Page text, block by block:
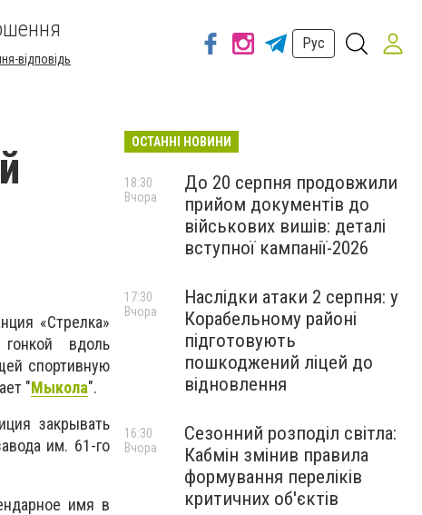
відповідь
Рус
«Стрелка»
вдоль
спортивную
"Мыкола".
закрывать
им. 61-го
имя в
ОСТАННІ НОВИНИ
До 20 серпня продовжили
прийом документів до
військових вишів: деталі
вступної кампанії-2026
18:30
Вчора
Наслідки атаки 2 серпня: у
Корабельному районі
підготовують
пошкоджений ліцей до
відновлення
17:30
Вчора
Сезонний розподіл світла:
Кабмін змінив правила
формування переліків
критичних об'єктів
16:30
Вчора